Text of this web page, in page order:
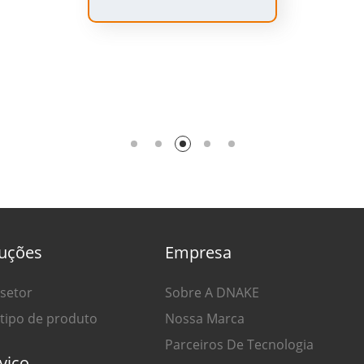
de produto
Empresa
Sobre A DNAKE
Nossa Marca
Parceiros De Tecnologia